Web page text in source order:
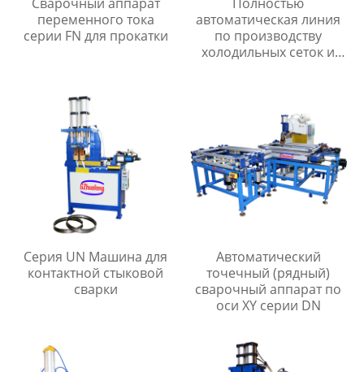
переменного тока
серии FN для прокатки
автоматическая линия
по производству
холодильных сеток и
Серия UN Машина для
контактной стыковой
сварки
Автоматический
точечный (рядный)
сварочный аппарат по
оси XY серии DN